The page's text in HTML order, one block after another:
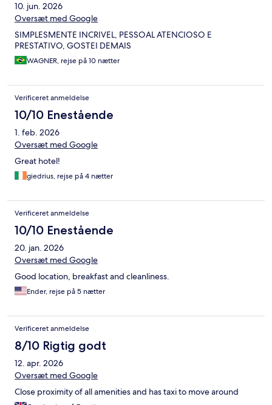
10. jun. 2026
Oversæt med Google
SIMPLESMENTE INCRIVEL, PESSOAL ATENCIOSO E
PRESTATIVO, GOSTEI DEMAIS
WAGNER, rejse på 10 nætter
Verificeret anmeldelse
10/10 Enestående
1. feb. 2026
Oversæt med Google
Great hotel!
giedrius, rejse på 4 nætter
Verificeret anmeldelse
10/10 Enestående
20. jan. 2026
Oversæt med Google
Good location, breakfast and cleanliness.
Ender, rejse på 5 nætter
Verificeret anmeldelse
8/10 Rigtig godt
12. apr. 2026
Oversæt med Google
Close proximity of all amenities and has taxi to move around